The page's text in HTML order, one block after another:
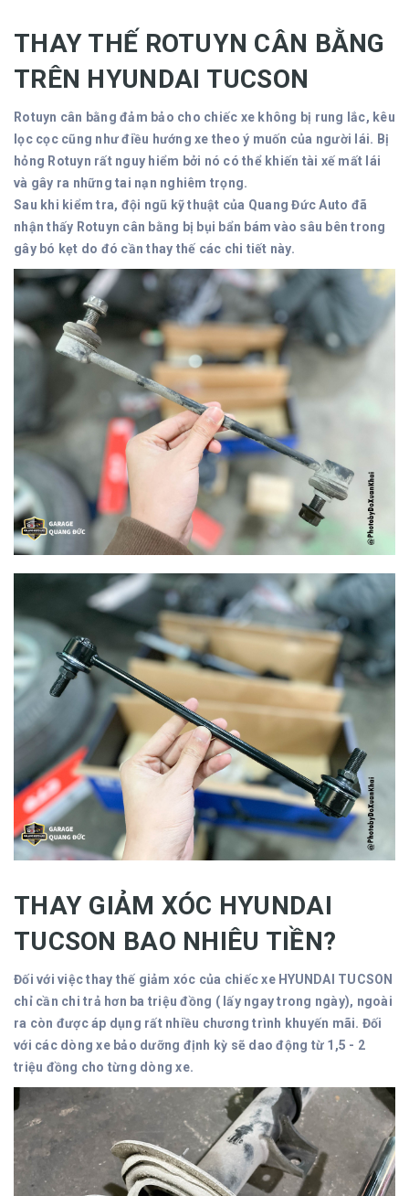
THAY THẾ ROTUYN CÂN BẰNG
TRÊN HYUNDAI TUCSON
Rotuyn cân bằng đảm bảo cho chiếc xe không bị rung lắc, kêu
lọc cọc cũng như điều hướng xe theo ý muốn của người lái. Bị
hỏng Rotuyn rất nguy hiểm bởi nó có thể khiến tài xế mất lái
và gây ra những tai nạn nghiêm trọng.
Sau khi kiểm tra, đội ngũ kỹ thuật của Quang Đức Auto đã
nhận thấy Rotuyn cân bằng bị bụi bẩn bám vào sâu bên trong
gây bó kẹt do đó cần thay thế các chi tiết này.
THAY GIẢM XÓC HYUNDAI
TUCSON BAO NHIÊU TIỀN?
Đối với việc thay thế giảm xóc của chiếc xe HYUNDAI TUCSON
chỉ cần chi trả hơn ba triệu đồng ( lấy ngay trong ngày), ngoài
ra còn được áp dụng rất nhiều chương trình khuyến mãi. Đối
với các dòng xe bảo dưỡng định kỳ sẽ dao động từ 1,5 - 2
triệu đồng cho từng dòng xe.